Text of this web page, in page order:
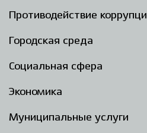
Противодействие
Городская среда
Социальная сфера
Экономика
Муниципальные услуги